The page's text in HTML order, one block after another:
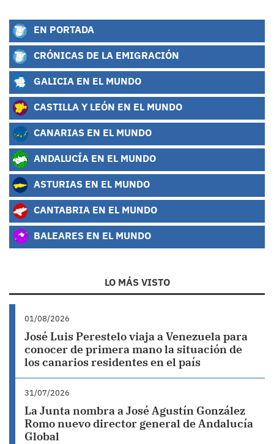
EN PORTADA
CRÓNICAS DE LA EMIGRACIÓN
GALICIA EN EL MUNDO
CASTILLA Y LEÓN EN EL MUNDO
CANARIAS EN EL MUNDO
ANDALUCÍA EN EL MUNDO
ASTURIAS EN EL MUNDO
CANTABRIA EN EL MUNDO
BALEARES EN EL MUNDO
LO MÁS VISTO
01/08/2026
José Luis Perestelo viaja a Venezuela para
conocer de primera mano la situación de
los canarios residentes en el país
31/07/2026
La Junta nombra a José Agustín González
Romo nuevo director general de Andalucía
Global